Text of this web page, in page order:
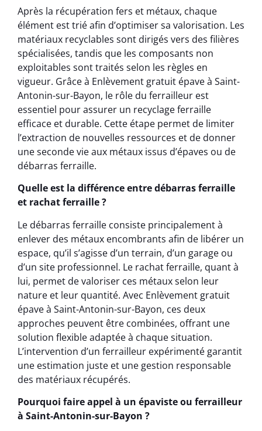
Après la récupération fers et métaux, chaque
élément est trié afin d’optimiser sa valorisation. Les
matériaux recyclables sont dirigés vers des filières
spécialisées, tandis que les composants non
exploitables sont traités selon les règles en
vigueur. Grâce à Enlèvement gratuit épave à Saint-
Antonin-sur-Bayon, le rôle du ferrailleur est
essentiel pour assurer un recyclage ferraille
efficace et durable. Cette étape permet de limiter
l’extraction de nouvelles ressources et de donner
une seconde vie aux métaux issus d’épaves ou de
débarras ferraille.
Quelle est la différence entre débarras ferraille
et rachat ferraille ?
Le débarras ferraille consiste principalement à
enlever des métaux encombrants afin de libérer un
espace, qu’il s’agisse d’un terrain, d’un garage ou
d’un site professionnel. Le rachat ferraille, quant à
lui, permet de valoriser ces métaux selon leur
nature et leur quantité. Avec Enlèvement gratuit
épave à Saint-Antonin-sur-Bayon, ces deux
approches peuvent être combinées, offrant une
solution flexible adaptée à chaque situation.
L’intervention d’un ferrailleur expérimenté garantit
une estimation juste et une gestion responsable
des matériaux récupérés.
Pourquoi faire appel à un épaviste ou ferrailleur
à Saint-Antonin-sur-Bayon ?